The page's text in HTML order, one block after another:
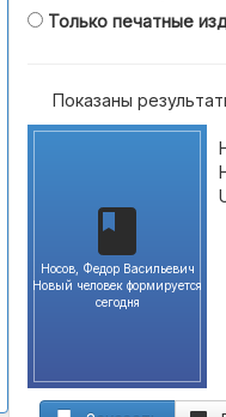
Только печатные
Показаны
Носов, Федор Васильевич
Новый человек формируется
сегодня